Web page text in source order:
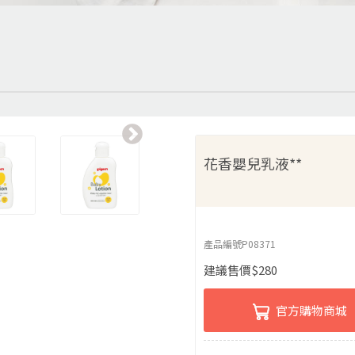
花香嬰兒乳液**
產品編號P08371
建議售價$280
官方購物商城